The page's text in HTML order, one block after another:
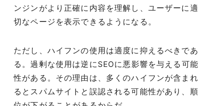
ンジンがより正確に内容を理解し、ユーザーに適
切なページを表示できるようになる。
ただし、ハイフンの使用は適度に抑えるべきであ
る。過剰な使用は逆にSEOに悪影響を与える可能
性がある。その理由は、多くのハイフンが含まれ
るとスパムサイトと誤認される可能性があり、順